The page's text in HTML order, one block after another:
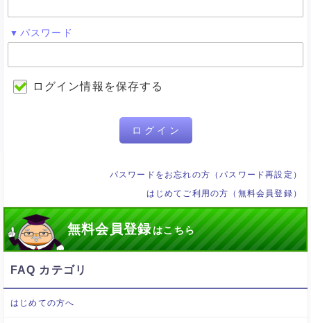
パスワード
ログイン情報を保存する
ログイン
パスワードをお忘れの方（パスワード再設定）
はじめてご利用の方（無料会員登録）
無料会員登録はこちら
FAQ カテゴリ
はじめての方へ